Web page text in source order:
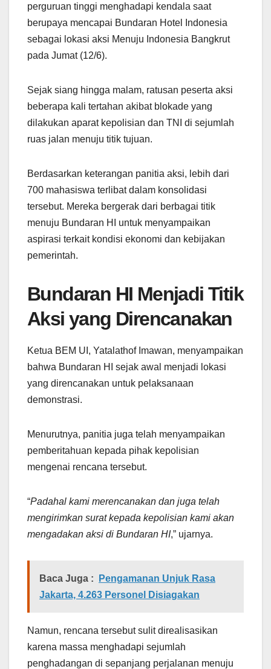
perguruan tinggi menghadapi kendala saat
berupaya mencapai Bundaran Hotel Indonesia
sebagai lokasi aksi Menuju Indonesia Bangkrut
pada Jumat (12/6).
Sejak siang hingga malam, ratusan peserta aksi
beberapa kali tertahan akibat blokade yang
dilakukan aparat kepolisian dan TNI di sejumlah
ruas jalan menuju titik tujuan.
Berdasarkan keterangan panitia aksi, lebih dari
700 mahasiswa terlibat dalam konsolidasi
tersebut. Mereka bergerak dari berbagai titik
menuju Bundaran HI untuk menyampaikan
aspirasi terkait kondisi ekonomi dan kebijakan
pemerintah.
Bundaran HI Menjadi Titik
Aksi yang Direncanakan
Ketua BEM UI, Yatalathof Imawan, menyampaikan
bahwa Bundaran HI sejak awal menjadi lokasi
yang direncanakan untuk pelaksanaan
demonstrasi.
Menurutnya, panitia juga telah menyampaikan
pemberitahuan kepada pihak kepolisian
mengenai rencana tersebut.
“Padahal kami merencanakan dan juga telah
mengirimkan surat kepada kepolisian kami akan
mengadakan aksi di Bundaran HI,” ujarnya.
Baca Juga :
Pengamanan Unjuk Rasa
Jakarta, 4.263 Personel Disiagakan
Namun, rencana tersebut sulit direalisasikan
karena massa menghadapi sejumlah
penghadangan di sepanjang perjalanan menuju